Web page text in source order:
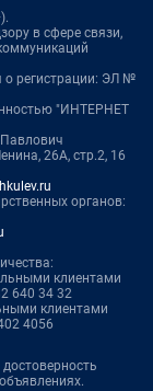
в сфере связи,
о регистрации: ЭЛ №
"ИНТЕРНЕТ
26А, стр.2, 16
органов:
клиентами
640 34 32
клиентами
4056